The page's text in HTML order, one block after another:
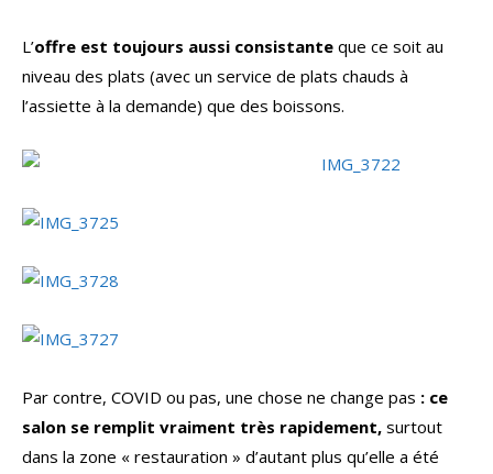
L’offre est toujours aussi consistante que ce soit au
niveau des plats (avec un service de plats chauds à
l’assiette à la demande) que des boissons.
Par contre, COVID ou pas, une chose ne change pas : ce
salon se remplit vraiment très rapidement, surtout
dans la zone « restauration » d’autant plus qu’elle a été